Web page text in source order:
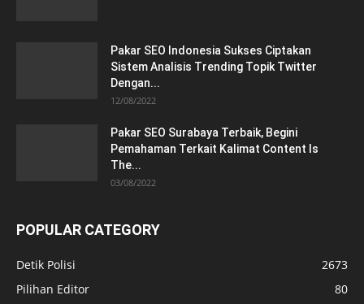
Pakar SEO Indonesia Sukses Ciptakan
Sistem Analisis Trending Topik Twitter
Dengan...
12/08/2022
Pakar SEO Surabaya Terbaik, Begini
Pemahaman Terkait Kalimat Content Is
The...
03/08/2022
POPULAR CATEGORY
Detik Polisi
2673
Pilihan Editor
80